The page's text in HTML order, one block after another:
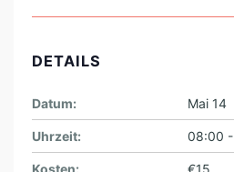
DETAILS
Datum: Mai 14
Uhrzeit: 08:00
Kosten: €15.